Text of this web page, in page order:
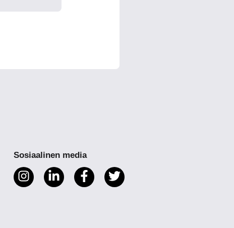
Sosiaalinen media